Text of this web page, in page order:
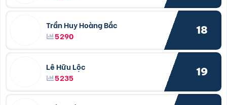
Trần Huy Hoàng Bắc
5290
18
Lê Hữu Lộc
5235
19